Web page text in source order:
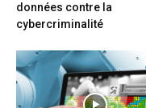
données contre la
cybercriminalité